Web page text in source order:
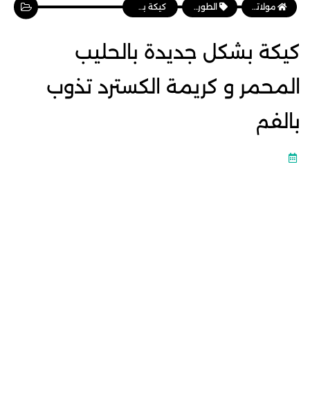
مولاتي موقع نسائي مغربي يهتم بالمرأة المغربية، وأخبار الأسرة و المجتمع الطورطات والكيك كيكة بشكل جديدة بالحليب المحمر و كريمة الكسترد تذوب بالفم
كيكة بشكل جديدة بالحليب
المحمر و كريمة الكسترد تذوب
بالفم